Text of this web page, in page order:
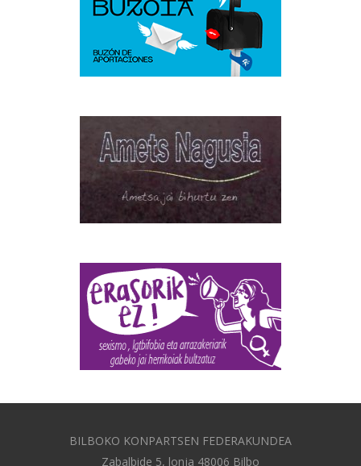
BILBOKO KONPARTSEN FEDERAKUNDEA
Zabalbide 5, lonja 48006 Bilbo